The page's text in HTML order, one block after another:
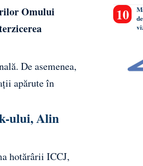
Omului
De asemenea,
apărute în
ului, Alin
hotărârii ICCJ,